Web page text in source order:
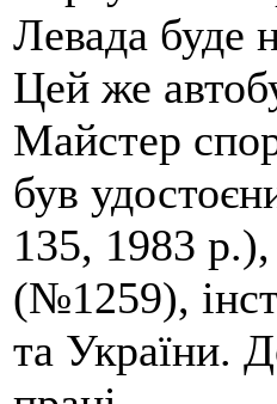
Левада буде
Цей же
Майстер
був
135, 1983 р.),
(№1259),
та України.